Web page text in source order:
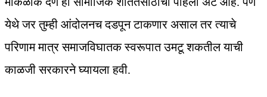
येथे जर तुम्ही आंदोलनच दडपून टाकणार असाल तर त्याचे
परिणाम मात्र समाजविघातक स्वरूपात उमटू शकतील याची
काळजी सरकारने घ्यायला हवी.